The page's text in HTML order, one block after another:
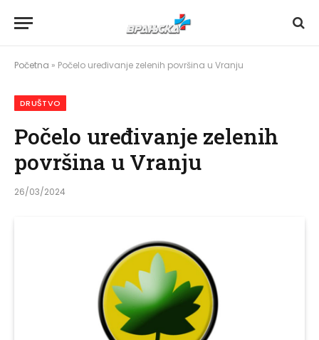
Početna » Počelo uređivanje zelenih površina u Vranju
DRUŠTVO
Počelo uređivanje zelenih
površina u Vranju
26/03/2024